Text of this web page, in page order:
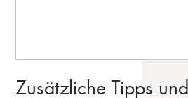
Zusätzliche Tipps